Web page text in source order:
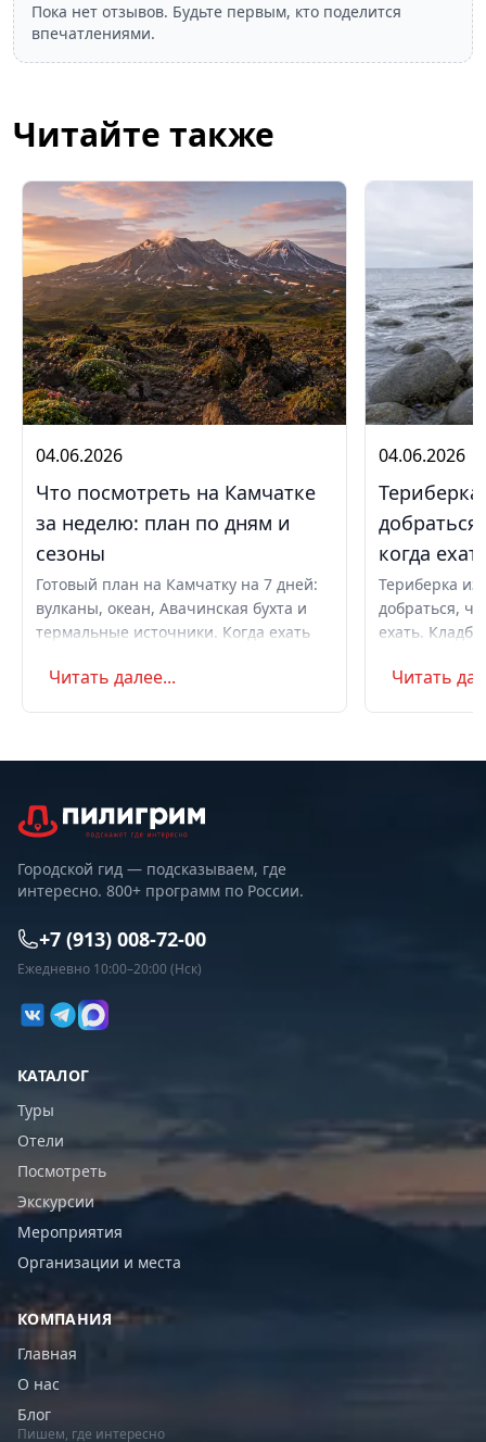
Пока нет отзывов. Будьте первым, кто поделится
впечатлениями.
Читайте также
04.06.2026
Что посмотреть на Камчатке
за неделю: план по дням и
сезоны
Готовый план на Камчатку на 7 дней:
вулканы, океан, Авачинская бухта и
термальные источники. Когда ехать
самостоятельно или с туром.
Читать далее...
04.06.2026
когда
Териберка
добраться,
ехать.
Маршрут на
Читать
Городской гид — подсказываем, где
интересно. 800+ программ по России.
+7 (913) 008-72-00
Ежедневно 10:00–20:00 (Нск)
КАТАЛОГ
Туры
Отели
Посмотреть
Экскурсии
Мероприятия
Организации и места
КОМПАНИЯ
Главная
О нас
Блог
Пишем, где интересно